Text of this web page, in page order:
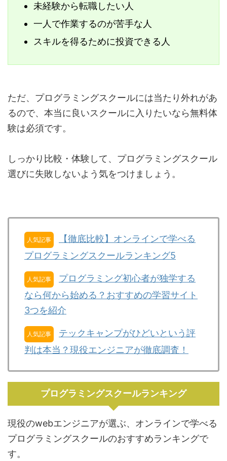
未経験から転職したい人
一人で作業するのが苦手な人
スキルを得るために投資できる人
ただ、プログラミングスクールには当たり外れがあ
るので、本当に良いスクールに入りたいなら無料体
験は必須です。
しっかり比較・体験して、プログラミングスクール
選びに失敗しないよう気をつけましょう。
人気記事
【徹底比較】オンラインで学べる
プログラミングスクールランキング5
人気記事
プログラミング初心者が独学する
なら何から始める？おすすめの学習サイト
3つを紹介
人気記事
テックキャンプがひどいという評
判は本当？現役エンジニアが徹底調査！
プログラミングスクールランキング
現役のwebエンジニアが選ぶ、オンラインで学べる
プログラミングスクールのおすすめランキングで
す。